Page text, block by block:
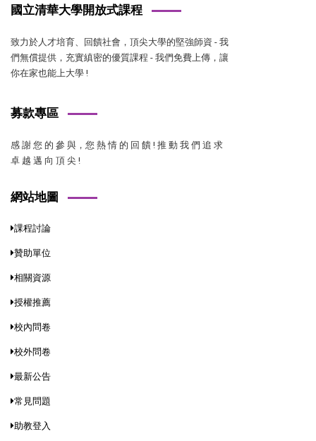
國立清華大學開放式課程
致力於人才培育、回饋社會，頂尖大學的堅強師資 - 我
們無償提供，充實縝密的優質課程 - 我們免費上傳，讓
你在家也能上大學 !
募款專區
感 謝 您 的 參 與，您 熱 情 的 回 饋 ! 推 動 我 們 追 求
卓 越 邁 向 頂 尖 !
網站地圖
課程討論
贊助單位
相關資源
授權推薦
校內問卷
校外問卷
最新公告
常見問題
助教登入